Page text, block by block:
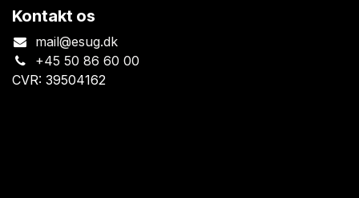
Kontakt os
mail@esug.dk
+45 50 86 60 00
CVR: 39504162